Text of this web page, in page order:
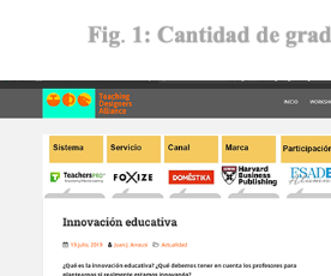
Education innovation